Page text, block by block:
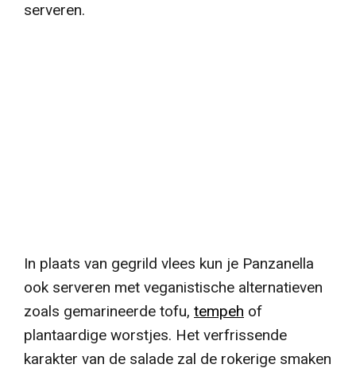
serveren.
In plaats van gegrild vlees kun je Panzanella
ook serveren met veganistische alternatieven
zoals gemarineerde tofu, tempeh of
plantaardige worstjes. Het verfrissende
karakter van de salade zal de rokerige smaken